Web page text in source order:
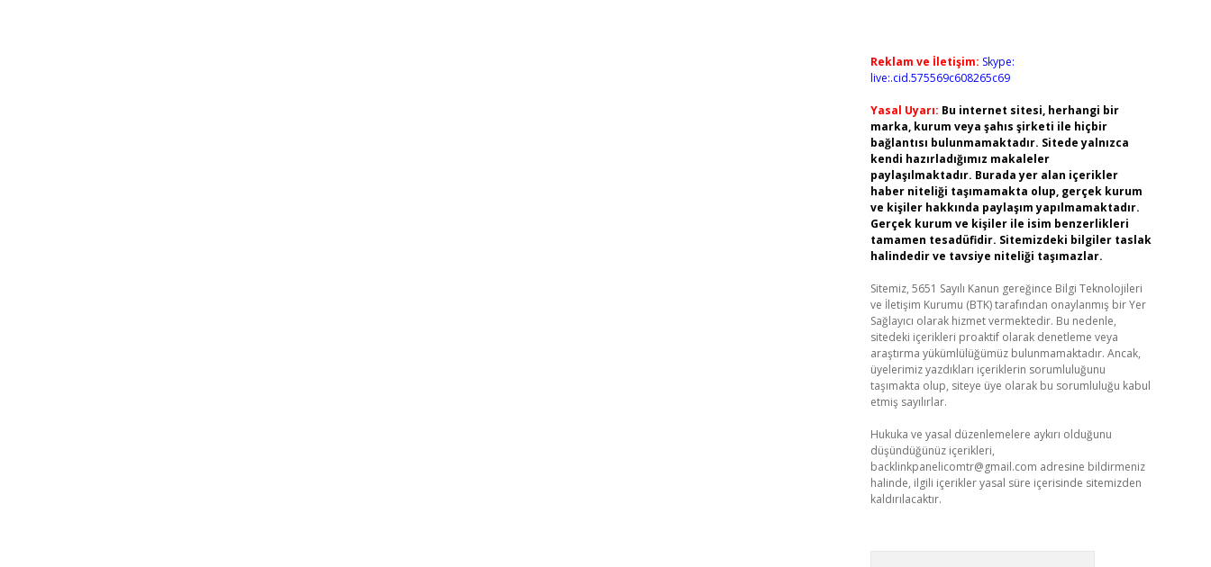
Reklam ve İletişim: Skype:
live:.cid.575569c608265c69
Yasal Uyarı: Bu internet sitesi, herhangi bir
marka, kurum veya şahıs şirketi ile hiçbir
bağlantısı bulunmamaktadır. Sitede yalnızca
kendi hazırladığımız makaleler
paylaşılmaktadır. Burada yer alan içerikler
haber niteliği taşımamakta olup, gerçek kurum
ve kişiler hakkında paylaşım yapılmamaktadır.
Gerçek kurum ve kişiler ile isim benzerlikleri
tamamen tesadüfidir. Sitemizdeki bilgiler taslak
halindedir ve tavsiye niteliği taşımazlar.
Sitemiz, 5651 Sayılı Kanun gereğince Bilgi Teknolojileri
ve İletişim Kurumu (BTK) tarafından onaylanmış bir Yer
Sağlayıcı olarak hizmet vermektedir. Bu nedenle,
sitedeki içerikleri proaktif olarak denetleme veya
araştırma yükümlülüğümüz bulunmamaktadır. Ancak,
üyelerimiz yazdıkları içeriklerin sorumluluğunu
taşımakta olup, siteye üye olarak bu sorumluluğu kabul
etmiş sayılırlar.
Hukuka ve yasal düzenlemelere aykırı olduğunu
düşündüğünüz içerikleri,
backlinkpanelicomtr@gmail.com adresine bildirmeniz
halinde, ilgili içerikler yasal süre içerisinde sitemizden
kaldırılacaktır.